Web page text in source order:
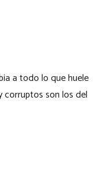
a todo lo que huele
corruptos son los del